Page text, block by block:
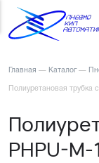
Главная — Каталог —
Полиуретановая трубка
PHPU-